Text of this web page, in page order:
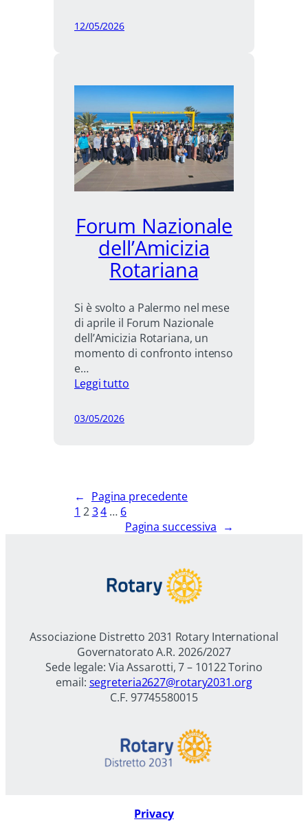
12/05/2026
Forum Nazionale
dell’Amicizia
Rotariana
Si è svolto a Palermo nel mese
di aprile il Forum Nazionale
dell’Amicizia Rotariana, un
momento di confronto intenso
e…
Leggi tutto:
03/05/2026
← Pagina precedente
1 234 … 6
Pagina successiva →
Associazione Distretto 2031 Rotary International
Governatorato A.R. 2026/2027
Sede legale: Via Assarotti, 7 – 10122 Torino
email: segreteria2627@rotary2031.org
C.F. 97745580015
Privacy